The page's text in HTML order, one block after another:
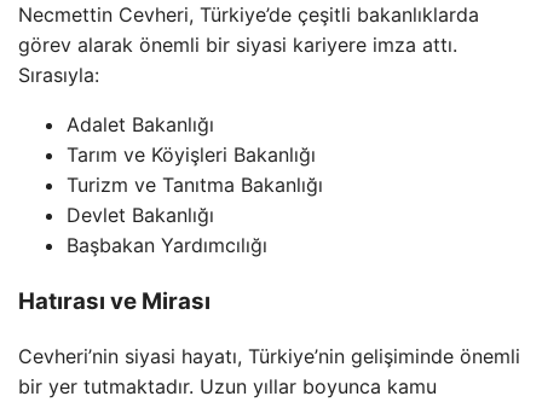
Necmettin Cevheri, Türkiye’de çeşitli bakanlıklarda
görev alarak önemli bir siyasi kariyere imza attı.
Sırasıyla:
Adalet Bakanlığı
Tarım ve Köyişleri Bakanlığı
Turizm ve Tanıtma Bakanlığı
Devlet Bakanlığı
Başbakan Yardımcılığı
Hatırası ve Mirası
Cevheri’nin siyasi hayatı, Türkiye’nin gelişiminde önemli
bir yer tutmaktadır. Uzun yıllar boyunca kamu